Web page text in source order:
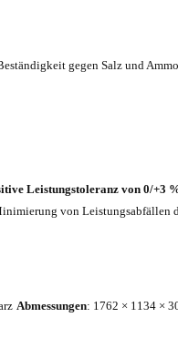
gegen Salz und
Leistungstoleranz von 0/+3
von Leistungsabfällen
Abmessungen: 1762 × 1134 ×